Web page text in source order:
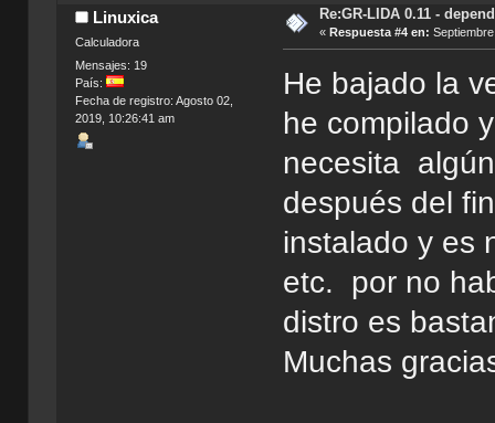
Linuxica
Calculadora
Mensajes: 19
País:
Fecha de registro: Agosto 02,
2019, 10:26:41 am
Re:GR-LIDA 0.11 -
« Respuesta #4 en:
He bajado la
he compilado
necesita
después del
instalado y es
etc. por no
distro es
Muchas